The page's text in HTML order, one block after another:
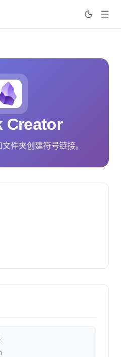
Creator
件夹创建符号链接。